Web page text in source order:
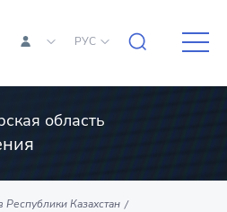
РУС
область
Республики Казахстан